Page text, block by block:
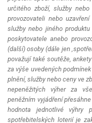
určitého zboží, služby
provozovateli nebo
služby nebo jiného
poskytovatele anebo
(další) osoby (dále jen
považují také soutěže,
za výše uvedených
plnění, služby nebo ceny ve
nepeněžitých výher za
peněžním vyjádření
hodnota jednotlivé výhry
spotřebitelských loterií je